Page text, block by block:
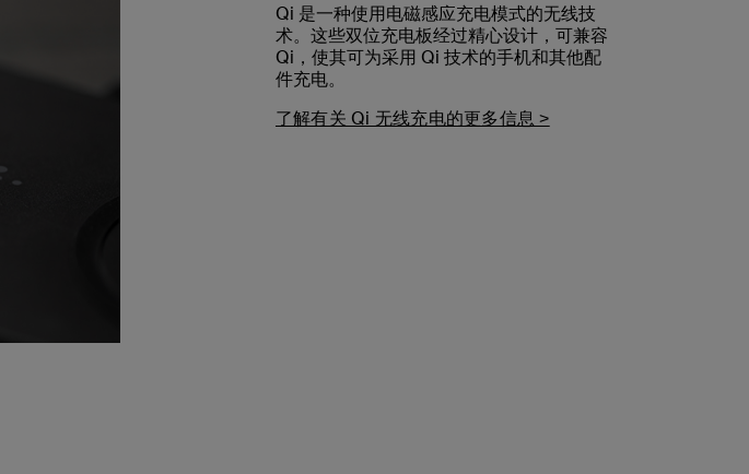
Qi 是一种使用电磁感应充电模式的无线技
术。这些双位充电板经过精心设计，可兼容
Qi，使其可为采用 Qi 技术的手机和其他配
件充电。
了解有关 Qi 无线充电的更多信息 >